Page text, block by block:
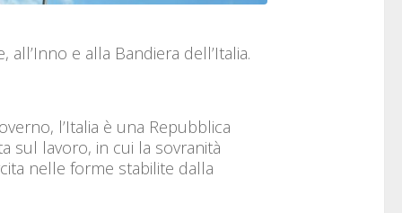
e alla Bandiera dell’Italia.
l’Italia è una Repubblica
sul lavoro, in cui la sovranità
nelle forme stabilite dalla